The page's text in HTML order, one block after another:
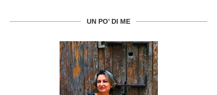
UN PO’ DI ME